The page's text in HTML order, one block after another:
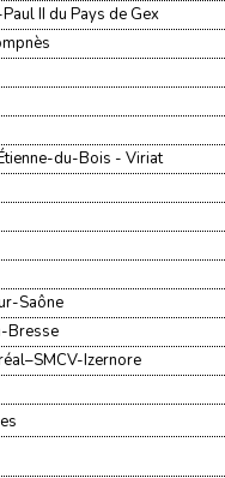
II du Pays de Gex
du-Bois - Viriat
Saône
Bresse
Izernore